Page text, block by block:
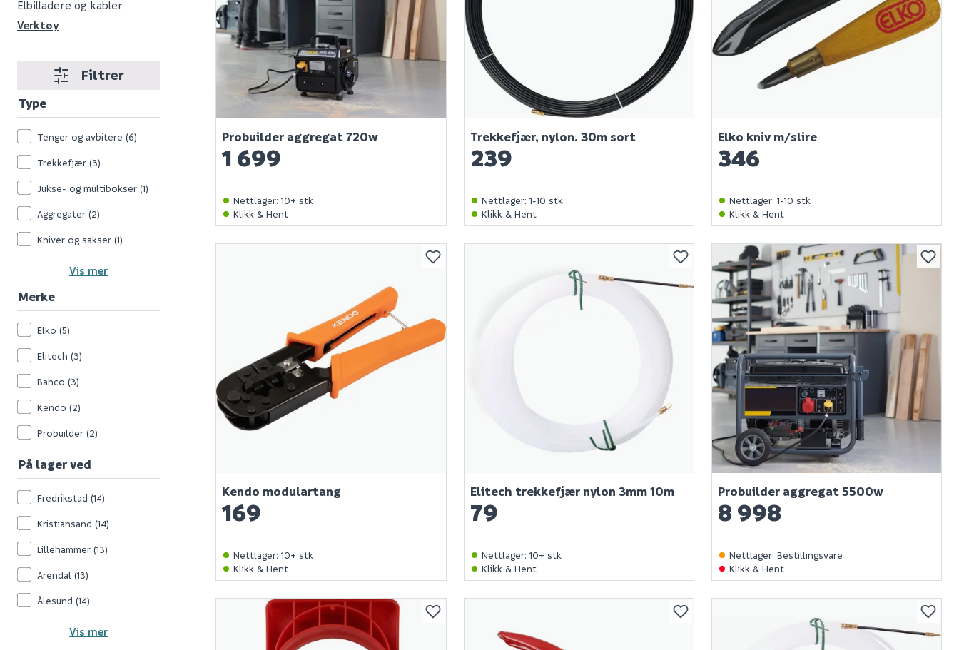
Elbilladere og kabler
Verktøy
Filtrer
Type
Tenger og avbitere (6)
Trekkefjær (3)
Jukse- og multibokser (1)
Aggregater (2)
Kniver og sakser (1)
Vis mer
Merke
Elko (5)
Elitech (3)
Bahco (3)
Kendo (2)
Probuilder (2)
På lager ved
Fredrikstad (14)
Kristiansand (14)
Lillehammer (13)
Arendal (13)
Ålesund (14)
Vis mer
Probuilder aggregat 720w
1 699
Nettlager:10+ stk
Klikk & Hent
Trekkefjær, nylon. 30m sort
239
Nettlager: 1-10 stk
Klikk & Hent
Elko kniv m/slire
346
Nettlager: 1-10 stk
Klikk & Hent
Kendo modulartang
169
Nettlager:10+ stk
Klikk & Hent
Elitech trekkefjær nylon 3mm 10m
79
Nettlager: 10+ stk
Klikk & Hent
Probuilder aggregat 5500w
8 998
Nettlager: Bestillingsvare
Klikk & Hent